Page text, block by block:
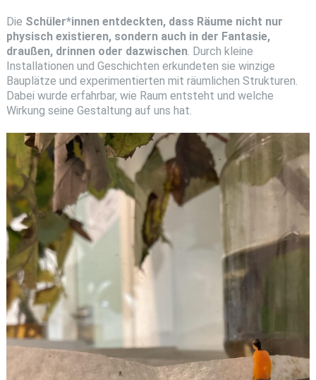
Die Schüler*innen entdeckten, dass Räume nicht nur
physisch existieren, sondern auch in der Fantasie,
draußen, drinnen oder dazwischen. Durch kleine
Installationen und Geschichten erkundeten sie winzige
Bauplätze und experimentierten mit räumlichen Strukturen.
Dabei wurde erfahrbar, wie Raum entsteht und welche
Wirkung seine Gestaltung auf uns hat.